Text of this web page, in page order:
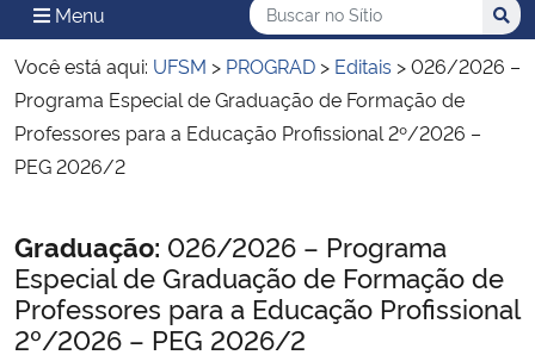
Ministério das Relações Exteriores
Ministério da Economia
Ministério da Agricultura, Pecuária e Abastecimento
Ministério da Educação
Menu Menu Principal do Sítio
Busca
Buscar no no Sítio
Busca:
Você está aqui: UFSM > PROGRAD > Editais >026/2026 –
Programa Especial de Graduação de Formação de
Professores para a Educação Profissional 2º/2026 –
PEG 2026/2
Início do conteúdo
Graduação: 026/2026 – Programa
Especial de Graduação de Formação de
Professores para a Educação Profissional
2º/2026 – PEG 2026/2